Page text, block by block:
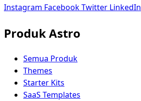
Instagram FacebookTwitter LinkedIn
Produk Astro
Semua Produk
Themes
Starter Kits
SaaS Templates